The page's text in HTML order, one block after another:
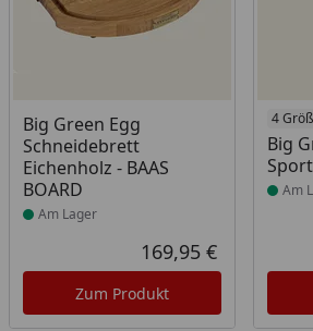
Big Green Egg
Schneidebrett
Eichenholz - BAAS
BOARD
Produkt am Lager
Am Lager
Aktueller
169,95 €
Zum Produkt
4
Big
Am